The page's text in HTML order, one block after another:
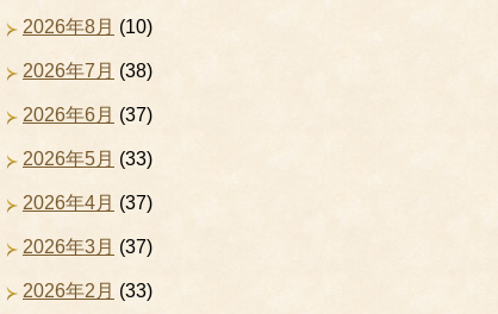
2026年8月 (10)
2026年7月 (38)
2026年6月 (37)
2026年5月 (33)
2026年4月 (37)
2026年3月 (37)
2026年2月 (33)